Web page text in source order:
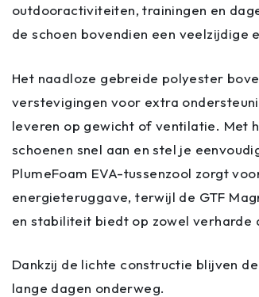
outdooractiviteiten, trainingen en
de schoen bovendien een veelzijdige
Het naadloze gebreide polyester
verstevigingen voor extra
leveren op gewicht of ventilatie. Met
schoenen snel aan en stel je
PlumeFoam EVA-tussenzool zorgt
energieteruggave, terwijl de GTF
en stabiliteit biedt op zowel verharde
Dankzij de lichte constructie blijven
lange dagen onderweg.